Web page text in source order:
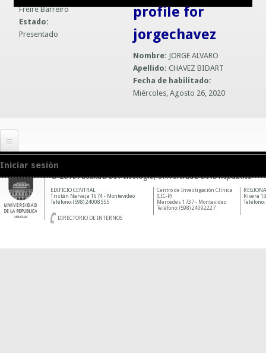
Guías prácticas o proyectos
Guías UCO
Información sobre SPAM y Phising
Freire Barreiro
Estado:
Presentado
profile for
jorgechavez
Nombre: JORGE ALVARO
Apellido: CHAVEZ BIDART
Fecha de habilitado:
Miércoles, Agosto 26, 2020
Iniciar sesión
© 2010 Facultad de Psicología, Universidad de la República
Rivera
Teléfono:
Centro de Investigación Clínica
(CIC-P)
Mercedes 1737 - Montevideo
Teléfono: (598) 24092227
EDIFICIO CENTRAL
Tristán Narvaja 1674 - Montevideo
Teléfono: (598) 24008555
DIRECTORIO DE INTERNOS